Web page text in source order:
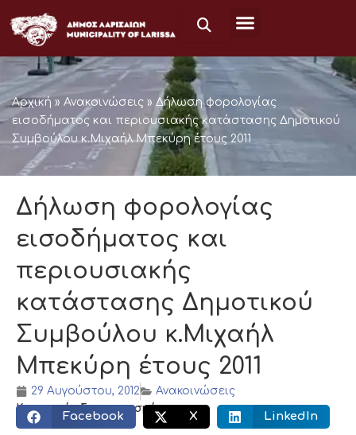
στο
περιεχόμενο
Αρχική » Ανακοινώσεις » Δήλωση φορολογίας
εισοδήματος και περιουσιακής κατάστασης Δημοτικού
Συμβούλου κ.Μιχαήλ Μπεκύρη έτους 2011
Δήλωση φορολογίας
εισοδήματος και
περιουσιακής
κατάστασης Δημοτικού
Συμβούλου κ.Μιχαήλ
Μπεκύρη έτους 2011
29 Αυγούστου, 2012
Ανακοινώσεις
Κοινωνικός διαμοιρασμός:
Facebook X LinkedIn